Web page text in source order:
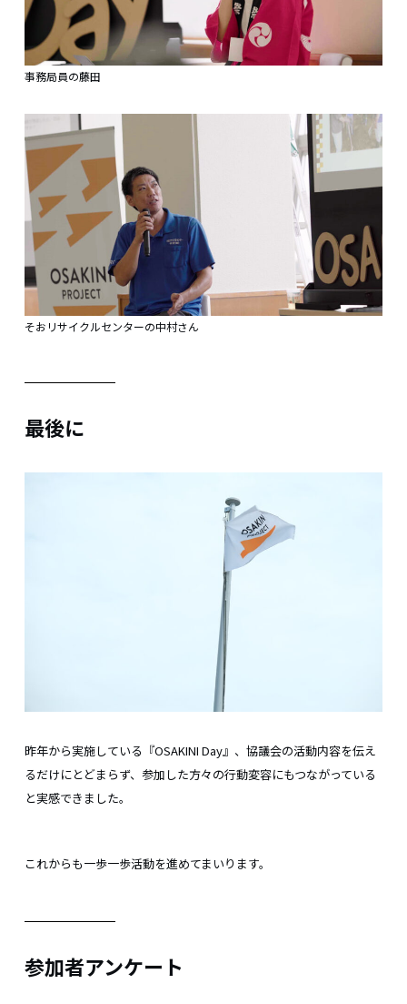
事務局員の藤田
そおリサイクルセンターの中村さん
最後に
昨年から実施している『OSAKINI Day』、協議会の活動内容を伝え
るだけにとどまらず、参加した方々の行動変容にもつながっている
と実感できました。
これからも一歩一歩活動を進めてまいります。
参加者アンケート